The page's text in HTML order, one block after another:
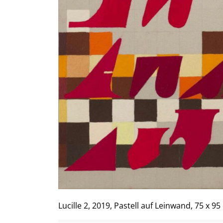
Lucille 2, 2019, Pastell auf Leinwand, 75 x 95